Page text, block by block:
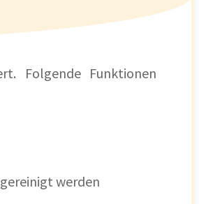
Folgende Funktionen
werden